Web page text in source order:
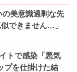
美意識過剰な先
できません…」
トで感染「悪気
プを仕掛けた結